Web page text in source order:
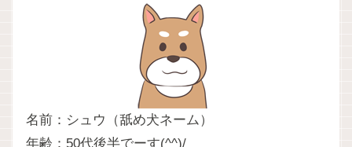
名前：シュウ（舐め犬ネーム）
年齢：50代後半でーす(^^)/